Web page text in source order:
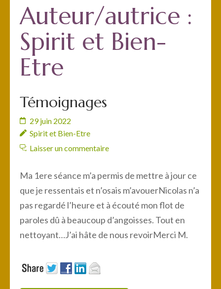
Auteur/autrice :
Spirit et Bien-
Etre
Témoignages
29 juin 2022
Spirit et Bien-Etre
Laisser un commentaire
Ma 1ere séance m’a permis de mettre à jour ce
que je ressentais et n’osais m’avouerNicolas n’a
pas regardé l’heure et à écouté mon flot de
paroles dû à beaucoup d’angoisses. Tout en
nettoyant…J’ai hâte de nous revoirMerci M.